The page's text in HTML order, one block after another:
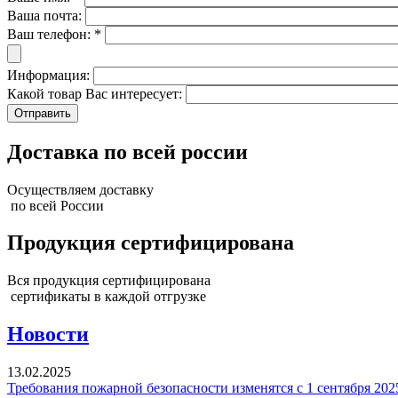
Ваша почта:
Ваш телефон: *
Информация:
Какой товар Вас интересует:
Доставка по всей россии
Осуществляем доставку
по всей России
Продукция сертифицирована
Вся продукция сертифицирована
сертификаты в каждой отгрузке
Новости
13.02.2025
Требования пожарной безопасности изменятся с 1 сентября